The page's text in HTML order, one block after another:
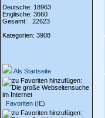
Deutsche: 18963
Englische: 3660
Gesamt: 22623
Kategorien: 3908
Als Startseite
Favoriten (IE)